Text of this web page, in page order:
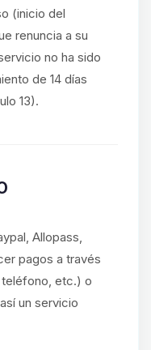
(inicio del
renuncia a su
no ha sido
de 14 días
13).
Allopass,
pagos a través
etc.) o
un servicio